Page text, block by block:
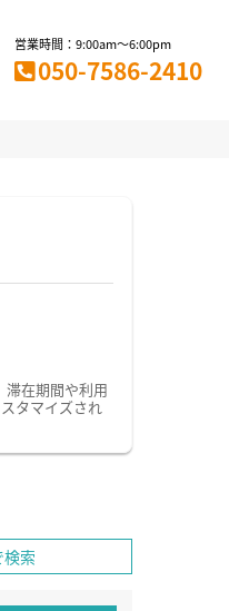
営業時間：9:00am～6:00pm
050-7586-2410
滞在期間や利用
タマイズされ
索